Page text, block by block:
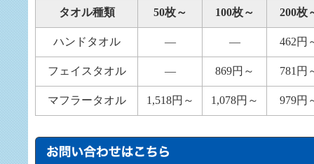
タオル種類 50枚～ 100枚～ 200枚
ハンドタオル — — 462円
フェイスタオル — 869円～ 781円
マフラータオル 1,518円～ 1,078円～ 979円